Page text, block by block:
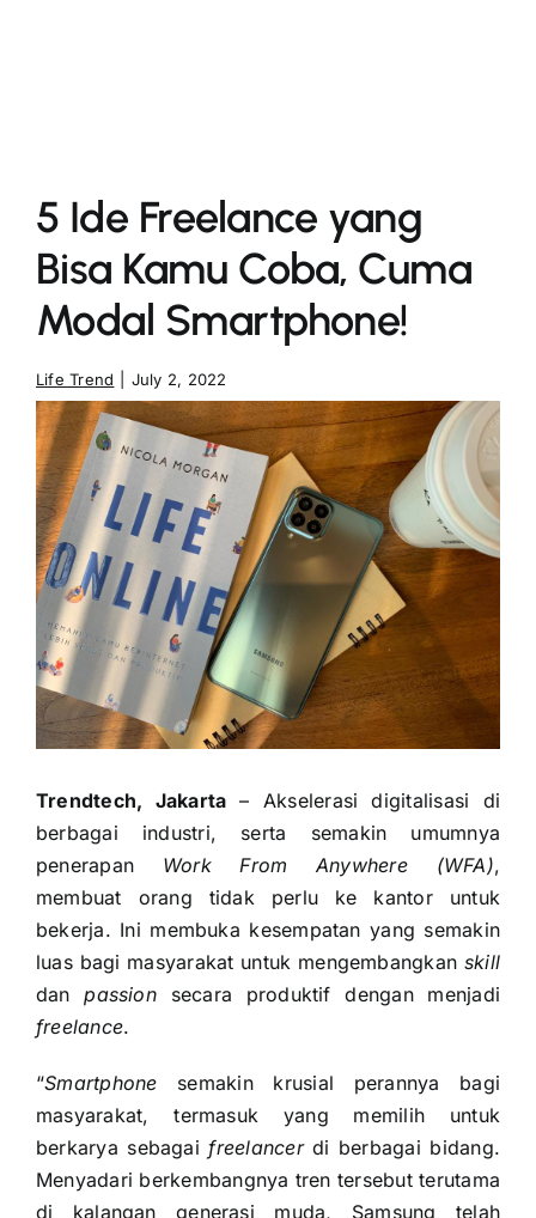
5 Ide Freelance yang
Bisa Kamu Coba, Cuma
Modal Smartphone!
Life Trend July 2, 2022
Trendtech, Jakarta – Akselerasi digitalisasi di
berbagai industri, serta semakin umumnya
penerapan Work From Anywhere (WFA),
membuat orang tidak perlu ke kantor untuk
bekerja. Ini membuka kesempatan yang semakin
luas bagi masyarakat untuk mengembangkan skill
danpassionsecara produktif dengan menjadi
freelance.
“Smartphone semakin krusial perannya bagi
masyarakat, termasuk yang memilih untuk
berkarya sebagaifreelancerdi berbagai bidang.
Menyadari berkembangnya tren tersebut terutama
di kalangan generasi muda, Samsung telah